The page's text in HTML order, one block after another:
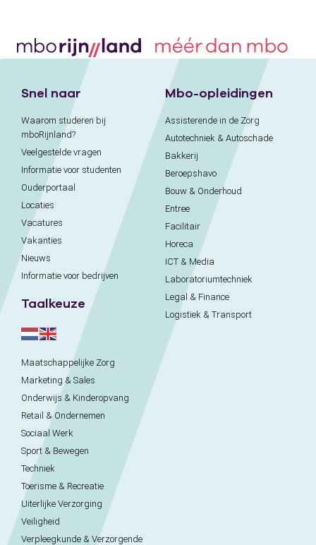
Snel naar
Waarom studeren bij
mboRijnland?
Veelgestelde vragen
Informatie voor studenten
Ouderportaal
Locaties
Vacatures
Vakanties
Nieuws
Informatie voor bedrijven
Taalkeuze
Mbo-opleidingen
Assisterende in de Zorg
Autotechniek & Autoschade
Bakkerij
Beroepshavo
Bouw & Onderhoud
Entree
Facilitair
Horeca
ICT & Media
Laboratoriumtechniek
Legal & Finance
Logistiek & Transport
Maatschappelijke Zorg
Marketing & Sales
Onderwijs & Kinderopvang
Retail & Ondernemen
Sociaal Werk
Sport & Bewegen
Techniek
Toerisme & Recreatie
Uiterlijke Verzorging
Veiligheid
Verpleegkunde & Verzorgende